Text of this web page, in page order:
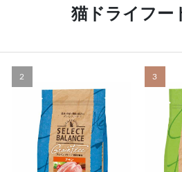
猫ドライフー
2 3